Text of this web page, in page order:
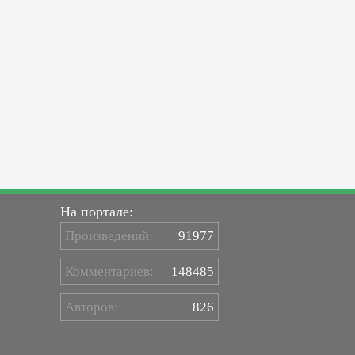
На портале:
Произведений: 91977
Комментариев: 148485
Авторов: 826